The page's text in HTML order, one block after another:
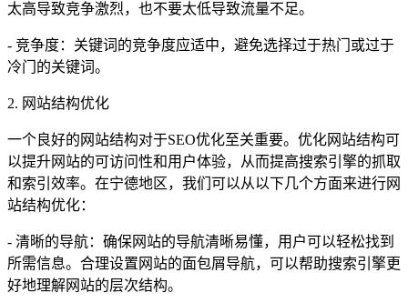
太高导致竞争激烈，也不要太低导致流量不足。
- 竞争度：关键词的竞争度应适中，避免选择过于热门或过于
冷门的关键词。
2. 网站结构优化
一个良好的网站结构对于SEO优化至关重要。优化网站结构可
以提升网站的可访问性和用户体验，从而提高搜索引擎的抓取
和索引效率。在宁德地区，我们可以从以下几个方面来进行网
站结构优化：
- 清晰的导航：确保网站的导航清晰易懂，用户可以轻松找到
所需信息。合理设置网站的面包屑导航，可以帮助搜索引擎更
好地理解网站的层次结构。